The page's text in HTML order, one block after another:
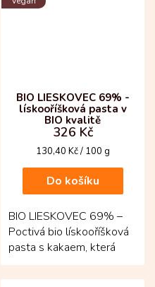
BIO LIESKOVEC 69% -
lískooříšková pasta v
BIO kvalitě
326 Kč
Měrná
130,40 Kč / 100 g
Do košíku
BIO LIESKOVEC 69% –
Poctivá bio lískooříšková
pasta s kakaem, která
chutná čistě a intenzivně.
Základ tvoří 69 % bio...